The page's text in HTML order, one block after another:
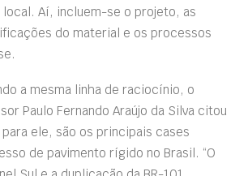
Aí, incluem-se o projeto, as
do material e os processos
a mesma linha de raciocínio, o
Paulo Fernando Araújo da Silva citou
para ele, são os principais cases
de pavimento rígido no Brasil. “O